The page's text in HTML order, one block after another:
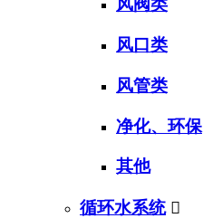
风阀类
风口类
风管类
净化、环保
其他
循环水系统 